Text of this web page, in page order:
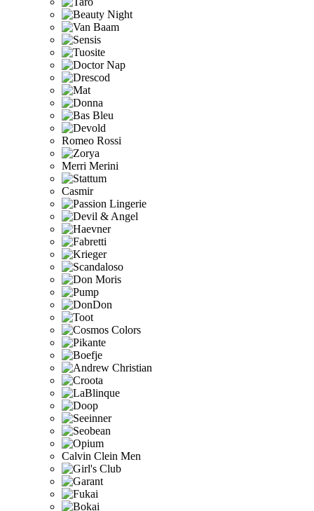
Romeo Rossi
Merri Merini
Casmir
Calvin Clein Men